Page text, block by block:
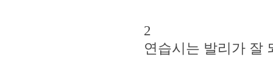
2
연습시는 발리가 잘